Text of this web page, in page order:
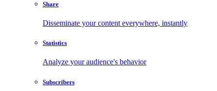
Share
Disseminate your content everywhere, instantly
Statistics
Analyze your audience's behavior
Subscribers